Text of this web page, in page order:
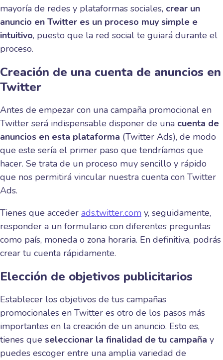
mayoría de redes y plataformas sociales, crear un
anuncio en Twitter es un proceso muy simple e
intuitivo, puesto que la red social te guiará durante el
proceso.
Creación de una cuenta de anuncios en
Twitter
Antes de empezar con una campaña promocional en
Twitter será indispensable disponer de una cuenta de
anuncios en esta plataforma (Twitter Ads), de modo
que este sería el primer paso que tendríamos que
hacer. Se trata de un proceso muy sencillo y rápido
que nos permitirá vincular nuestra cuenta con Twitter
Ads.
Tienes que acceder ads.twitter.com y, seguidamente,
responder a un formulario con diferentes preguntas
como país, moneda o zona horaria. En definitiva, podrás
crear tu cuenta rápidamente.
Elección de objetivos publicitarios
Establecer los objetivos de tus campañas
promocionales en Twitter es otro de los pasos más
importantes en la creación de un anuncio. Esto es,
tienes que seleccionar la finalidad de tu campaña y
puedes escoger entre una amplia variedad de